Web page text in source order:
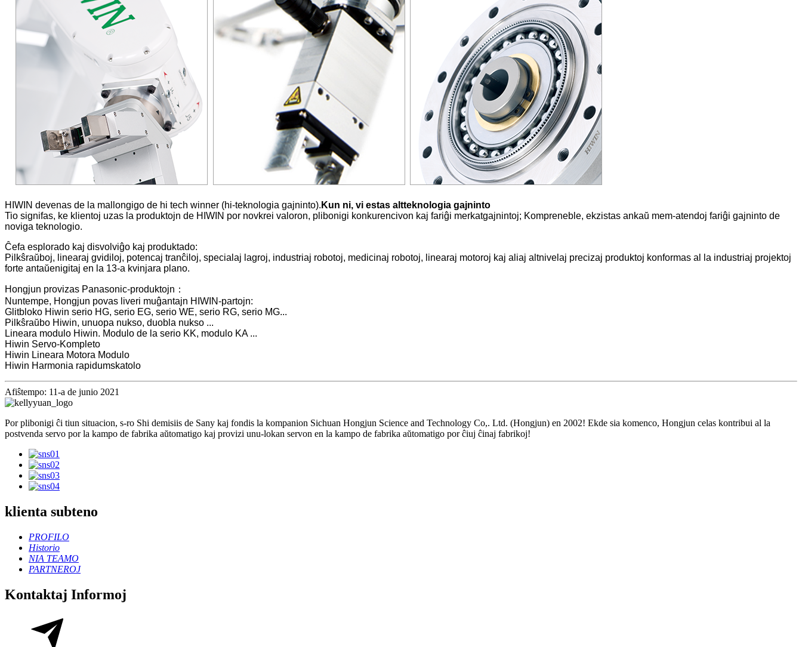
HIWIN devenas de la mallongigo de hi tech winner (hi-teknologia gajninto). Kun ni, vi estas altteknologia gajninto
Tio signifas, ke klientoj uzas la produktojn de HIWIN por novkrei valoron, plibonigi konkurencivon kaj fariĝi merkatgajnintoj; Kompreneble, ekzistas ankaŭ mem-atendoj fariĝi gajninto de
noviga teknologio.
Ĉefa esplorado kaj disvolviĝo kaj produktado:
Pilkŝraŭboj, linearaj gvidiloj, potencaj tranĉiloj, specialaj lagroj, industriaj robotoj, medicinaj robotoj, linearaj motoroj kaj aliaj altnivelaj precizaj produktoj konformas al la industriaj projektoj
forte antaŭenigitaj en la 13-a kvinjara plano.
Hongjun provizas Panasonic-produktojn ：
Nuntempe, Hongjun povas liveri muĝantajn HIWIN-partojn:
Glitbloko Hiwin serio HG, serio EG, serio WE, serio RG, serio MG...
Pilkŝraŭbo Hiwin, unuopa nukso, duobla nukso ...
Lineara modulo Hiwin. Modulo de la serio KK, modulo KA ...
Hiwin Servo-Kompleto
Hiwin Lineara Motora Modulo
Hiwin Harmonia rapidumskatolo
Afiŝtempo: 11-a de junio 2021
Por plibonigi ĉi tiun situacion, s-ro Shi demisiis de Sany kaj fondis la kompanion Sichuan Hongjun Science and Technology Co,. Ltd. (Hongjun) en 2002! Ekde sia komenco, Hongjun celas kontribui al la
postvenda servo por la kampo de fabrika aŭtomatigo kaj provizi unu-lokan servon en la kampo de fabrika aŭtomatigo por ĉiuj ĉinaj fabrikoj!
klienta subteno
PROFILO
Historio
NIA TEAMO
PARTNEROJ
Kontaktaj Informoj